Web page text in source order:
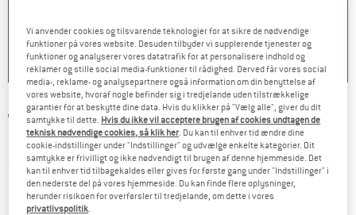
) 0,0(0) 4,8(14)
WHEAT -Kid's Rainwear Charlo Overall -
Regnbukser
(0)
Vi anvender cookies og tilsvarende teknologier for at sikre de nødvendige
funktioner på vores website. Desuden tilbyder vi supplerende tjenester og
funktioner og analyserer vores datatrafik for at personalisere indhold og
reklamer og stille social media-funktioner til rådighed. Derved får vores social
media-, reklame- og analysepartnere også information om din benyttelse af
vores website, hvoraf nogle befinder sig i tredjelande uden tilstrækkelige
garantier for at beskytte dine data. Hvis du klikker på "Vælg alle", giver du dit
samtykke til dette. Hvis du ikke vil acceptere brugen af cookies undtagen de
teknisk nødvendige cookies, så klik her . Du kan til enhver tid ændre dine
cookie-indstillinger under "Indstillinger" og udvælge enkelte kategorier. Dit
samtykke er frivilligt og ikke nødvendigt til brugen af denne hjemmeside. Det
kan til enhver tid tilbagekaldes eller gives for første gang under "Indstillinger" i
den nederste del på vores hjemmeside. Du kan finde flere oplysninger,
herunder risikoen for overførsler til tredjelande, om dette i vores
privatlivspolitik